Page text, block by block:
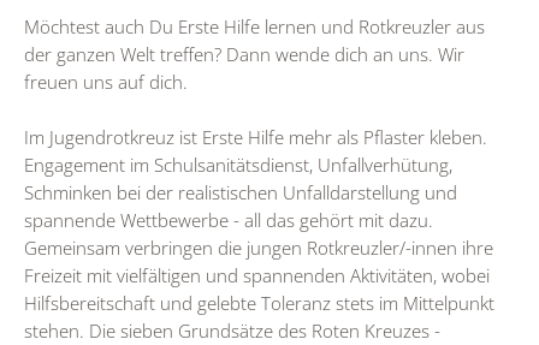
Möchtest auch Du Erste Hilfe lernen und Rotkreuzler aus
der ganzen Welt treffen? Dann wende dich an uns. Wir
freuen uns auf dich.
Im Jugendrotkreuz ist Erste Hilfe mehr als Pflaster kleben.
Engagement im Schulsanitätsdienst, Unfallverhütung,
Schminken bei der realistischen Unfalldarstellung und
spannende Wettbewerbe - all das gehört mit dazu.
Gemeinsam verbringen die jungen Rotkreuzler/-innen ihre
Freizeit mit vielfältigen und spannenden Aktivitäten, wobei
Hilfsbereitschaft und gelebte Toleranz stets im Mittelpunkt
stehen. Die sieben Grundsätze des Roten Kreuzes -